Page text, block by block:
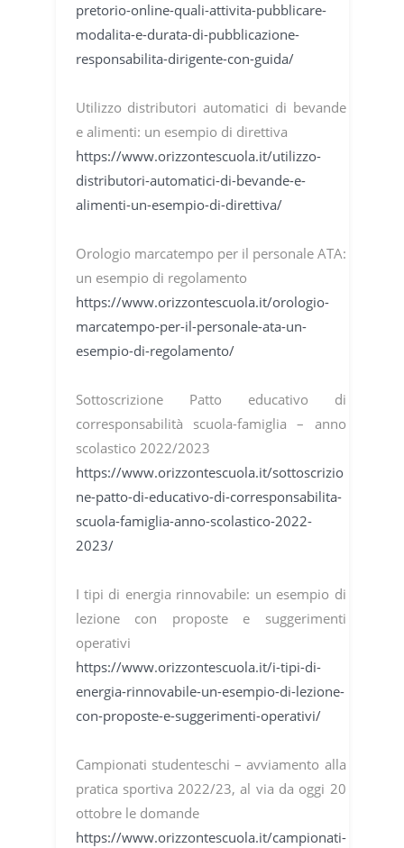
pretorio-online-quali-attivita-pubblicare-
modalita-e-durata-di-pubblicazione-
responsabilita-dirigente-con-guida/
Utilizzo distributori automatici di bevande
e alimenti: un esempio di direttiva
https://www.orizzontescuola.it/utilizzo-
distributori-automatici-di-bevande-e-
alimenti-un-esempio-di-direttiva/
Orologio marcatempo per il personale ATA:
un esempio di regolamento
https://www.orizzontescuola.it/orologio-
marcatempo-per-il-personale-ata-un-
esempio-di-regolamento/
Sottoscrizione Patto educativo di
corresponsabilità scuola-famiglia – anno
scolastico 2022/2023
https://www.orizzontescuola.it/sottoscrizio
ne-patto-di-educativo-di-corresponsabilita-
scuola-famiglia-anno-scolastico-2022-
2023/
I tipi di energia rinnovabile: un esempio di
lezione con proposte e suggerimenti
operativi
https://www.orizzontescuola.it/i-tipi-di-
energia-rinnovabile-un-esempio-di-lezione-
con-proposte-e-suggerimenti-operativi/
Campionati studenteschi – avviamento alla
pratica sportiva 2022/23, al via da oggi 20
ottobre le domande
https://www.orizzontescuola.it/campionati-